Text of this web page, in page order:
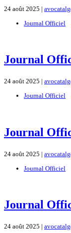
24 août 2025 |
Journal Officiel
Journal
24 août 2025 |
Journal Officiel
Journal
24 août 2025 |
Journal Officiel
Journal
24 août 2025 |